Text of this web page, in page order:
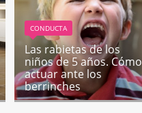
CONDUCTA
Las rabietas de los
niños de 5 años. Cómo
actuar ante los
berrinches